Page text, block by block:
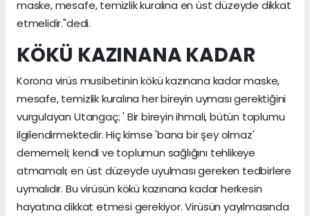
maske, mesafe, temizlik kuralına en üst düzeyde dikkat
etmelidir."dedi.
KÖKÜ KAZINANA KADAR
Korona virüs musibetinin kökü kazınana kadar maske,
mesafe, temizlik kuralına her bireyin uyması gerektiğini
vurgulayan Utangaç; ' Bir bireyin ihmali, bütün toplumu
ilgilendirmektedir. Hiç kimse 'bana bir şey olmaz'
dememeli; kendi ve toplumun sağlığını tehlikeye
atmamalı; en üst düzeyde uyulması gereken tedbirlere
uymalıdır. Bu virüsün kökü kazınana kadar herkesin
hayatına dikkat etmesi gerekiyor. Virüsün yayılmasında